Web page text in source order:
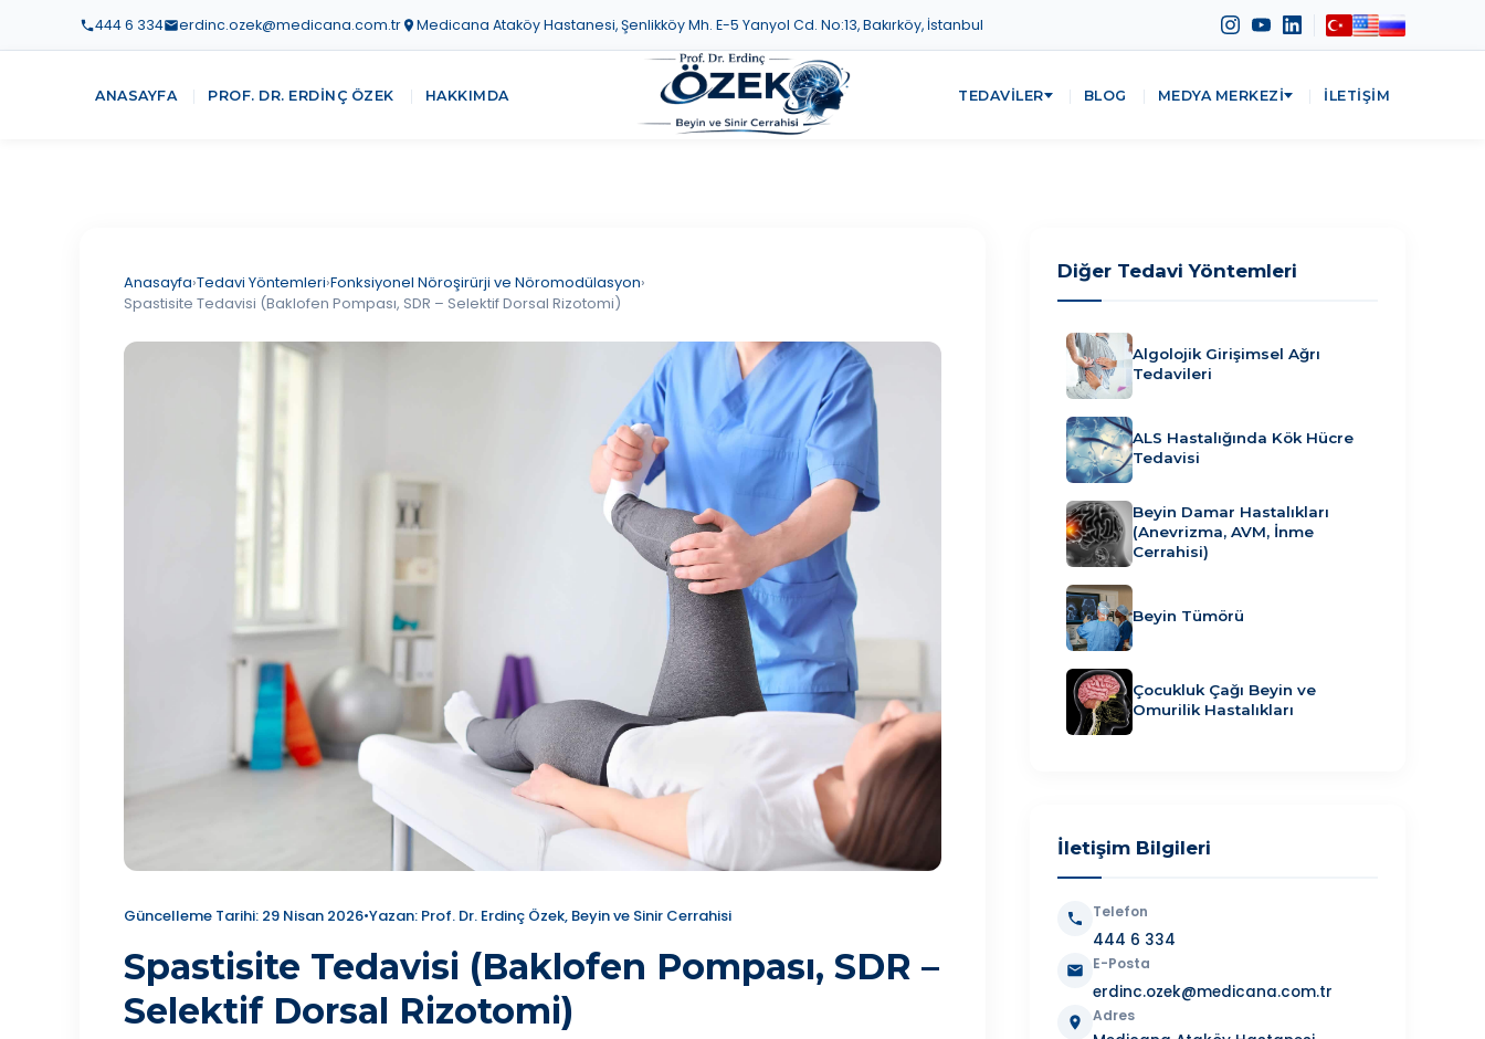
444 6 334 erdinc.ozek@medicana.com.tr Medicana Ataköy Hastanesi, Şenlikköy Mh. E-5 Yanyol Cd. No:13, Bakırköy, İstanbul
ANASAYFA PROF. DR. ERDINÇ ÖZEK HAKKIMDA TEDAVILER BLOG MEDYA MERKEZI İLETIŞIM
Anasayfa›Tedavi Yöntemleri›Fonksiyonel Nöroşirürji ve Nöromodülasyon›
Spastisite Tedavisi (Baklofen Pompası, SDR – Selektif Dorsal Rizotomi)
Güncelleme Tarihi: 29 Nisan 2026•Yazan: Prof. Dr. Erdinç Özek, Beyin ve Sinir Cerrahisi
Spastisite Tedavisi (Baklofen Pompası, SDR –
Selektif Dorsal Rizotomi)
Diğer Tedavi Yöntemleri
Algolojik Girişimsel Ağrı
Tedavileri
ALS Hastalığında Kök Hücre
Tedavisi
Beyin Damar Hastalıkları
(Anevrizma, AVM, İnme
Cerrahisi)
Beyin Tümörü
Çocukluk Çağı Beyin ve
Omurilik Hastalıkları
İletişim Bilgileri
Telefon
444 6 334
E-Posta
erdinc.ozek@medicana.com.tr
Adres